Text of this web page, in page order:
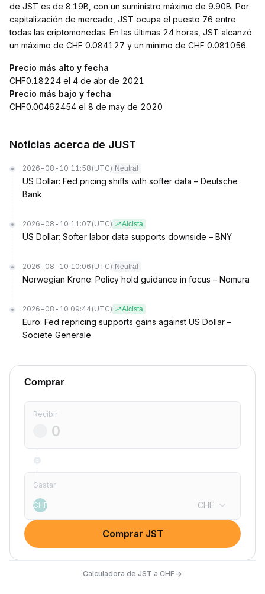
de JST es de 8.19B, con un suministro máximo de 9.90B. Por
capitalización de mercado, JST ocupa el puesto 76 entre
todas las criptomonedas. En las últimas 24 horas, JST alcanzó
un máximo de CHF 0.084127 y un mínimo de CHF 0.081056.
Precio más alto y fecha
CHF0.18224 el 4 de abr de 2021
Precio más bajo y fecha
CHF0.00462454 el 8 de may de 2020
Noticias acerca de JUST
2026-08-10 11:58 (UTC) Neutral
US Dollar: Fed pricing shifts with softer data – Deutsche
Bank
2026-08-10 11:07 (UTC) Alcista
US Dollar: Softer labor data supports downside – BNY
2026-08-10 10:06 (UTC) Neutral
Norwegian Krone: Policy hold guidance in focus – Nomura
2026-08-10 09:44 (UTC) Alcista
Euro: Fed repricing supports gains against US Dollar –
Societe Generale
Comprar
Recibir
Gastar
CHF CHF
Comprar JST
Calculadora de JST a CHF→